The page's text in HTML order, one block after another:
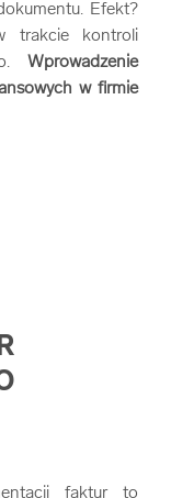
Efekt?
trakcie kontroli
Wprowadzenie
w firmie
faktur to